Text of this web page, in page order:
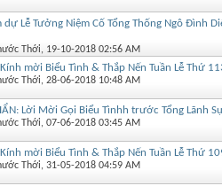
dự Lễ Tưởng Niệm Cố Tổng Thống Ngô Đình
Thới, 19-10-2018 02:56 AM
Kính mời Biểu Tình & Thắp Nến Tuần Lễ Thứ
Thới, 28-06-2018 10:48 AM
Lời Mời Gọi Biểu Tìnhh trước Tổng Lãnh
Thới, 07-06-2018 03:45 AM
Kính mời Biểu Tình & Thắp Nến Tuần Lễ Thứ
Thới, 31-05-2018 04:59 AM